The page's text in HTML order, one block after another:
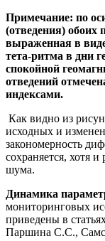
Примечание: по
(отведения) обоих
выраженная в
тета-ритма в дни
спокойной
отведений
индексами.
Как видно из
исходных и
закономерность
сохраняется, хотя
шума.
Динамика
мониторинговых
приведены в
Паршина С.С.,